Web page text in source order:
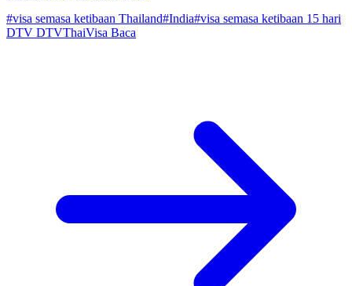
#visa semasa ketibaan Thailand#India#visa semasa ketibaan 15 hari
DTV DTVThaiVisa Baca